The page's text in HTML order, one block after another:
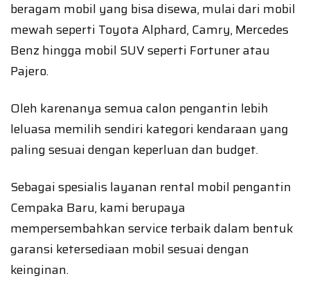
beragam mobil yang bisa disewa, mulai dari mobil
mewah seperti Toyota Alphard, Camry, Mercedes
Benz hingga mobil SUV seperti Fortuner atau
Pajero.
Oleh karenanya semua calon pengantin lebih
leluasa memilih sendiri kategori kendaraan yang
paling sesuai dengan keperluan dan budget.
Sebagai spesialis layanan rental mobil pengantin
Cempaka Baru, kami berupaya
mempersembahkan service terbaik dalam bentuk
garansi ketersediaan mobil sesuai dengan
keinginan.